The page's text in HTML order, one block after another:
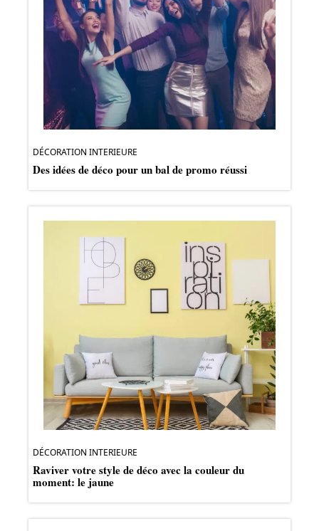
DÉCORATION INTERIEURE
Des idées de déco pour un bal de promo réussi
DÉCORATION INTERIEURE
Raviver votre style de déco avec la couleur du
moment: le jaune